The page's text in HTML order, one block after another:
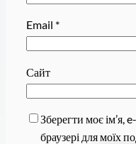
Email *
Сайт
Зберегти моє ім’я,
браузері для моїх